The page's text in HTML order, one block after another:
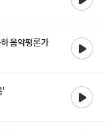
음악평론가
'